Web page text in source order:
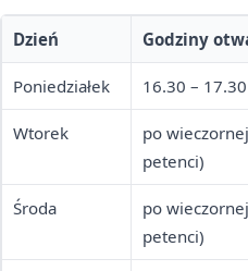
Dzień Godziny
Poniedziałek 16.30 – 17.30
Wtorek
po
petenci)
Środa
po
petenci)